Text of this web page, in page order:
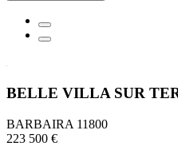
BELLE VILLA SUR
BARBAIRA 11800
223 500 €